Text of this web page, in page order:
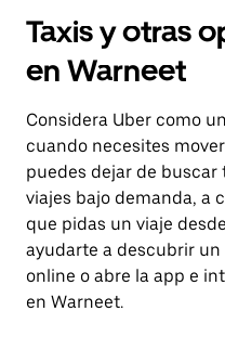
Taxis y otras
en Warneet
Considera Uber como
cuando necesites
puedes dejar de buscar
viajes bajo demanda, a
que pidas un viaje
ayudarte a descubrir
online o abre la app e
en Warneet.